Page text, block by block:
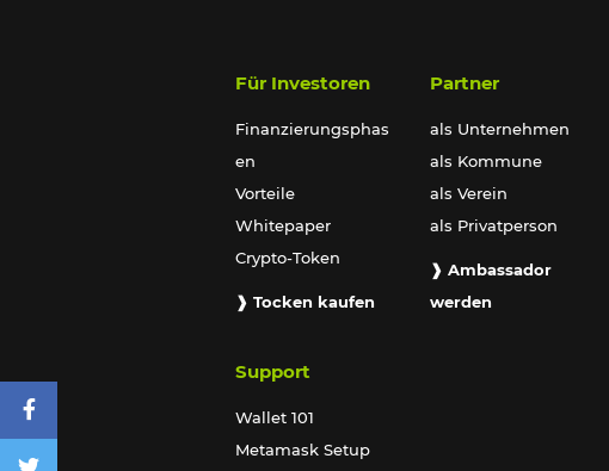
Für Investoren
Finanzierungsphas
en
Vorteile
Whitepaper
Crypto-Token
❱ Tocken kaufen
Support
Wallet 101
Metamask Setup
Partner
als Unternehmen
als Kommune
als Verein
als Privatperson
❱ Ambassador
werden